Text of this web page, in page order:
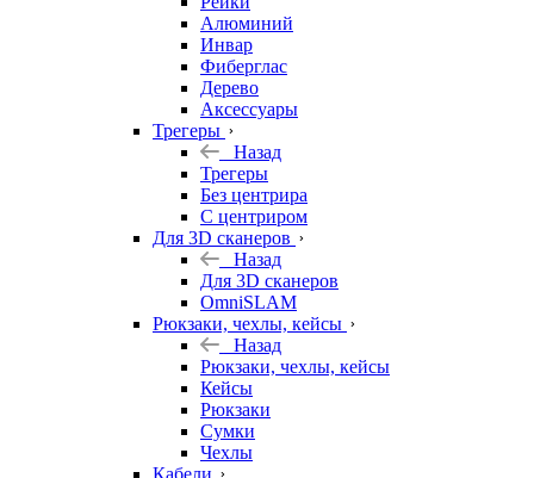
Алюминий
Инвар
Фиберглас
Дерево
Аксессуары
Трегеры
Назад
Трегеры
Без центрира
С центриром
Для 3D сканеров
Назад
Для 3D сканеров
OmniSLAM
Рюкзаки, чехлы, кейсы
Назад
Рюкзаки, чехлы, кейсы
Кейсы
Рюкзаки
Сумки
Чехлы
Кабели